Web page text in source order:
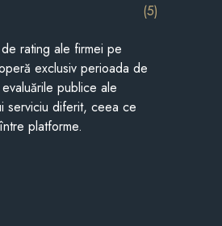
(5)
rating ale firmei pe
exclusiv perioada de
publice ale
serviciu diferit, ceea ce
platforme.